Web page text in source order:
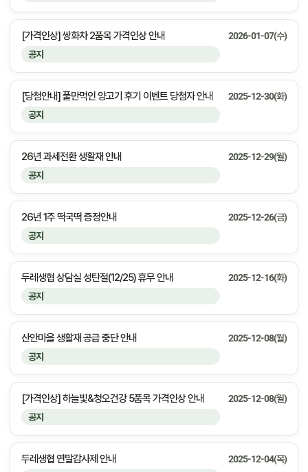
공지
[가격인상] 쌍화차 2품목 가격인상 안내 2026-01-07(수)
공지
[당첨안내] 풀만먹인 양고기 후기 이벤트 당첨자 안내 2025-12-30(화)
공지
26년 과세전환 생활재 안내 2025-12-29(월)
공지
26년 1주 떡국떡 증정안내 2025-12-26(금)
공지
두레생협 상담실 성탄절(12/25) 휴무 안내 2025-12-16(화)
공지
산안마을 생활재 공급 중단 안내 2025-12-08(월)
공지
[가격인상] 하늘빛&청오건강 5품목 가격인상 안내 2025-12-08(월)
두레생협 연말감사제 안내 2025-12-04(목)